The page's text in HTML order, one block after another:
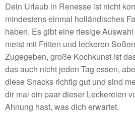
Dein Urlaub in Renesse ist nicht
mindestens einmal holländisches
haben. Es gibt eine riesige
meist mit Fritten und leckeren
Zugegeben, große Kochkunst ist
das auch nicht jeden Tag essen,
diese Snacks richtig gut und sind
dir mal ein paar dieser Leckereien
Ahnung hast, was dich erwartet.